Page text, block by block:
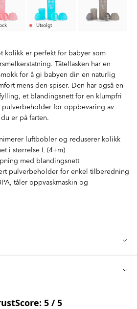
Utsolgt
kolikk er perfekt for babyer som
Tåteflasken har en
for å gi babyen din en naturlig
mens den spiser. Den har også en
et blandingsnett for en klumpfri
for oppbevaring av
er på farten.
luftbobler og reduserer kolikk
i størrelse L (4+m)
med blandingsnett
pulverbeholder for enkel tilberedning
tåler oppvaskmaskin og
med en størrelse L tåte, spesielt
som etterligner en mors bryst. I tillegg